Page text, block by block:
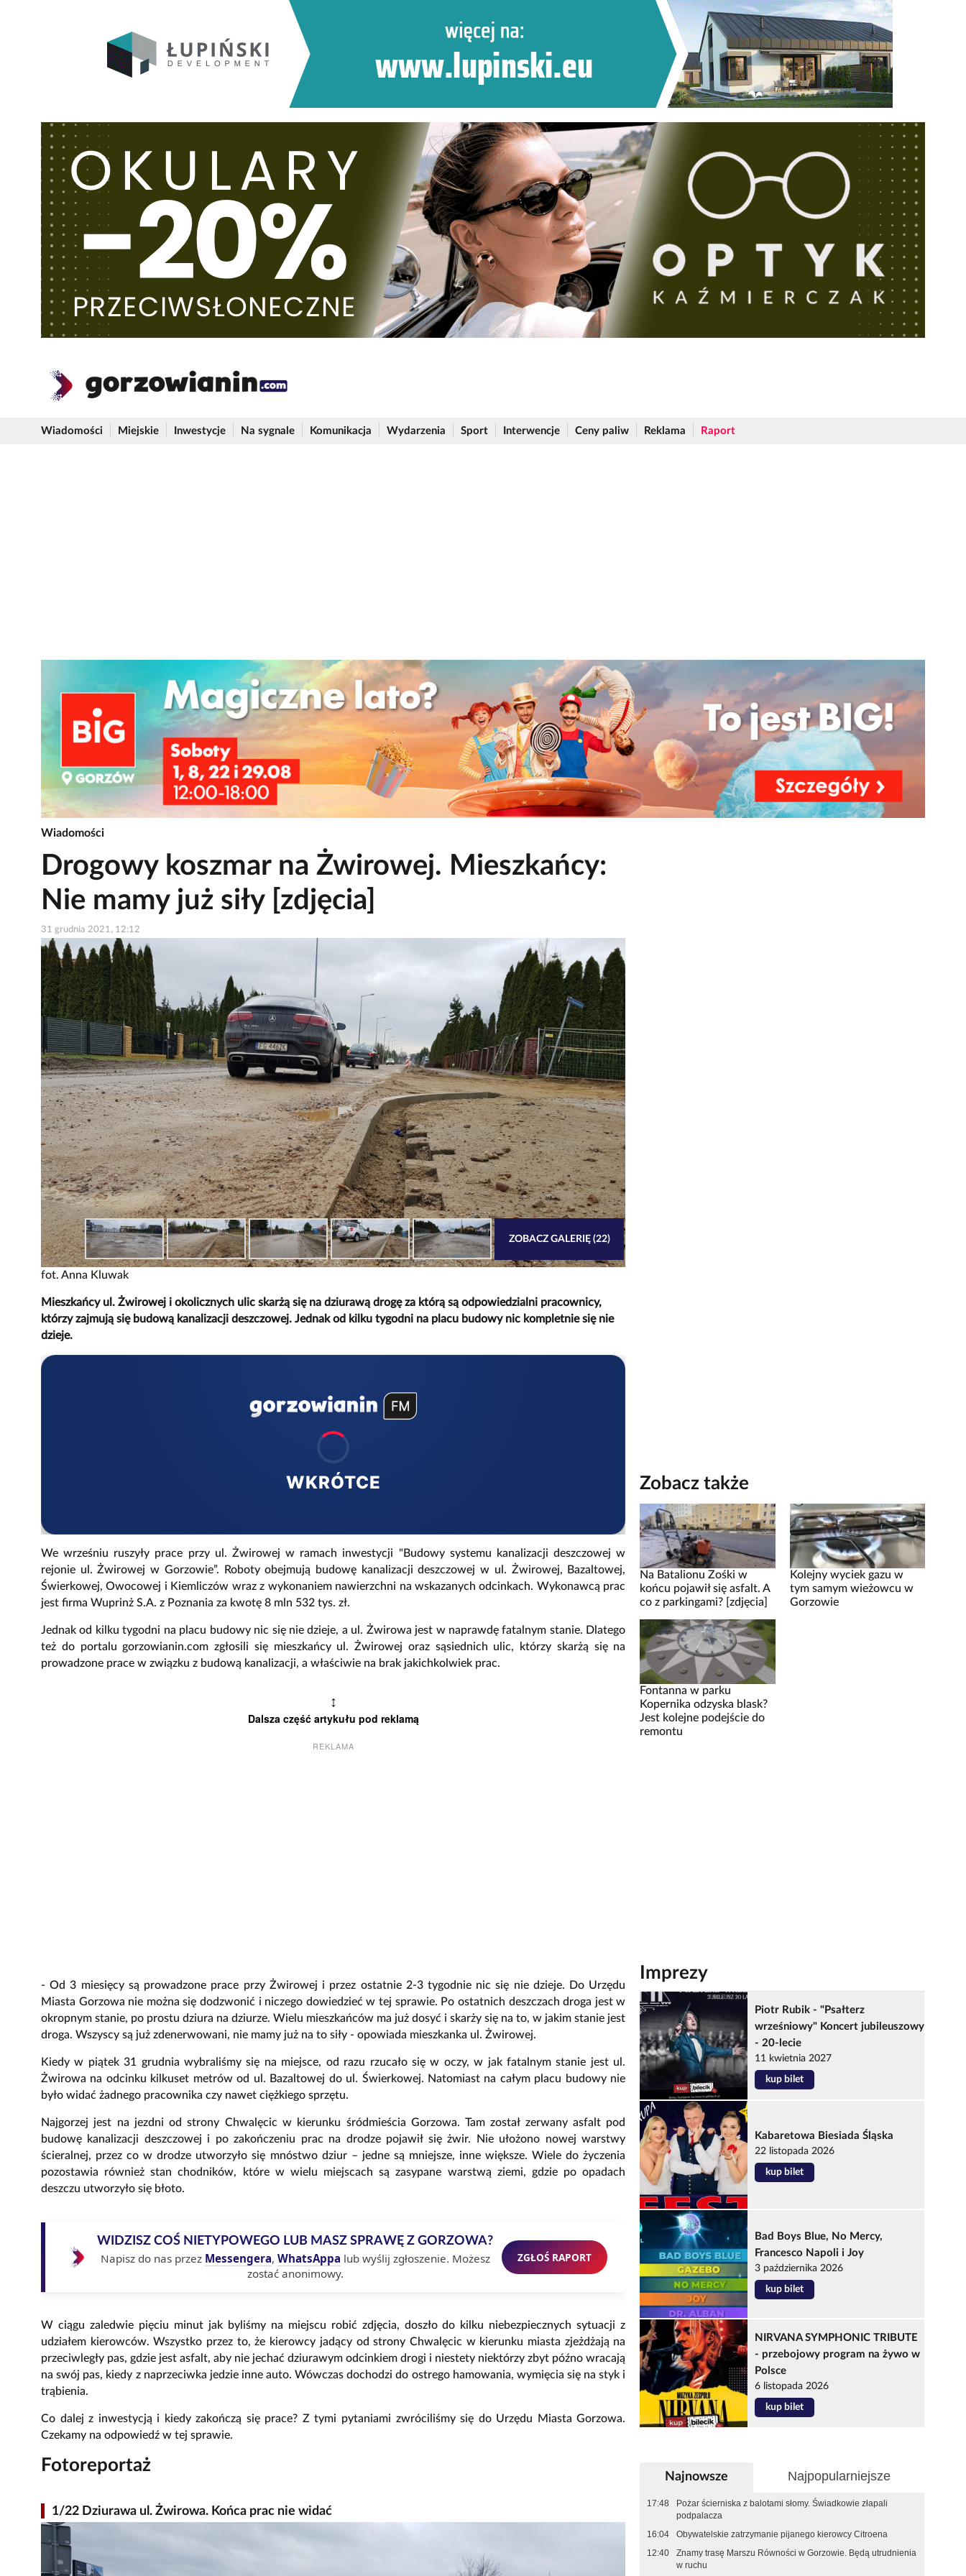
Wiadomości Miejskie Inwestycje Na sygnale Komunikacja Wydarzenia Sport Interwencje Ceny paliw Reklama Raport
Wiadomości
Drogowy koszmar na Żwirowej. Mieszkańcy:
Nie mamy już siły [zdjęcia]
31 grudnia 2021, 12:12
fot. Anna Kluwak
ZOBACZ GALERIĘ (22)
Mieszkańcy ul. Żwirowej i okolicznych ulic skarżą się na dziurawą drogę za którą są odpowiedzialni pracownicy,
którzy zajmują się budową kanalizacji deszczowej. Jednak od kilku tygodni na placu budowy nic kompletnie się nie
dzieje.
WKRÓTCE
We wrześniu ruszyły prace przy ul. Żwirowej w ramach inwestycji "Budowy systemu kanalizacji deszczowej w
rejonie ul. Żwirowej w Gorzowie”. Roboty obejmują budowę kanalizacji deszczowej w ul. Żwirowej, Bazaltowej,
Świerkowej, Owocowej i Kiemliczów wraz z wykonaniem nawierzchni na wskazanych odcinkach. Wykonawcą prac
jest firma Wuprinż S.A. z Poznania za kwotę 8 mln 532 tys. zł.
Jednak od kilku tygodni na placu budowy nic się nie dzieje, a ul. Żwirowa jest w naprawdę fatalnym stanie. Dlatego
też do portalu gorzowianin.com zgłosili się mieszkańcy ul. Żwirowej oraz sąsiednich ulic, którzy skarżą się na
prowadzone prace w związku z budową kanalizacji, a właściwie na brak jakichkolwiek prac.
↕
Dalsza część artykułu pod reklamą
REKLAMA
- Od 3 miesięcy są prowadzone prace przy Żwirowej i przez ostatnie 2-3 tygodnie nic się nie dzieje. Do Urzędu
Miasta Gorzowa nie można się dodzwonić i niczego dowiedzieć w tej sprawie. Po ostatnich deszczach droga jest w
okropnym stanie, po prostu dziura na dziurze. Wielu mieszkańców ma już dosyć i skarży się na to, w jakim stanie jest
droga. Wszyscy są już zdenerwowani, nie mamy już na to siły - opowiada mieszkanka ul. Żwirowej.
Kiedy w piątek 31 grudnia wybraliśmy się na miejsce, od razu rzucało się w oczy, w jak fatalnym stanie jest ul.
Żwirowa na odcinku kilkuset metrów od ul. Bazaltowej do ul. Świerkowej. Natomiast na całym placu budowy nie
było widać żadnego pracownika czy nawet ciężkiego sprzętu.
Najgorzej jest na jezdni od strony Chwalęcic w kierunku śródmieścia Gorzowa. Tam został zerwany asfalt pod
budowę kanalizacji deszczowej i po zakończeniu prac na drodze pojawił się żwir. Nie ułożono nowej warstwy
ścieralnej, przez co w drodze utworzyło się mnóstwo dziur – jedne są mniejsze, inne większe. Wiele do życzenia
pozostawia również stan chodników, które w wielu miejscach są zasypane warstwą ziemi, gdzie po opadach
deszczu utworzyło się błoto.
WIDZISZ COŚ NIETYPOWEGO LUB MASZ SPRAWĘ Z GORZOWA?
Napisz do nas przez Messengera, WhatsAppa lub wyślij zgłoszenie. Możesz
zostać anonimowy.
ZGŁOŚ RAPORT
W ciągu zaledwie pięciu minut jak byliśmy na miejscu robić zdjęcia, doszło do kilku niebezpiecznych sytuacji z
udziałem kierowców. Wszystko przez to, że kierowcy jadący od strony Chwalęcic w kierunku miasta zjeżdżają na
przeciwległy pas, gdzie jest asfalt, aby nie jechać dziurawym odcinkiem drogi i niestety niektórzy zbyt późno wracają
na swój pas, kiedy z naprzeciwka jedzie inne auto. Wówczas dochodzi do ostrego hamowania, wymięcia się na styk i
trąbienia.
Co dalej z inwestycją i kiedy zakończą się prace? Z tymi pytaniami zwróciliśmy się do Urzędu Miasta Gorzowa.
Czekamy na odpowiedź w tej sprawie.
Fotoreportaż
1/22 Dziurawa ul. Żwirowa. Końca prac nie widać
Zobacz także
Na Batalionu Zośki w
końcu pojawił się asfalt. A
co z parkingami? [zdjęcia]
Kolejny wyciek gazu w
tym samym wieżowcu w
Gorzowie
Fontanna w parku
Kopernika odzyska blask?
Jest kolejne podejście do
remontu
Imprezy
Piotr Rubik - "Psałterz
wrześniowy" Koncert jubileuszowy
- 20-lecie
11 kwietnia 2027
kup bilet
Kabaretowa Biesiada Śląska
22 listopada 2026
kup bilet
Bad Boys Blue, No Mercy,
Francesco Napoli i Joy
3 października 2026
kup bilet
NIRVANA SYMPHONIC TRIBUTE
- przebojowy program na żywo w
Polsce
6 listopada 2026
kup bilet
Najnowsze Najpopularniejsze
17:48
Pożar ścierniska z balotami słomy. Świadkowie złapali
podpalacza
16:04
Obywatelskie zatrzymanie pijanego kierowcy Citroena
12:40
Znamy trasę Marszu Równości w Gorzowie. Będą utrudnienia
w ruchu